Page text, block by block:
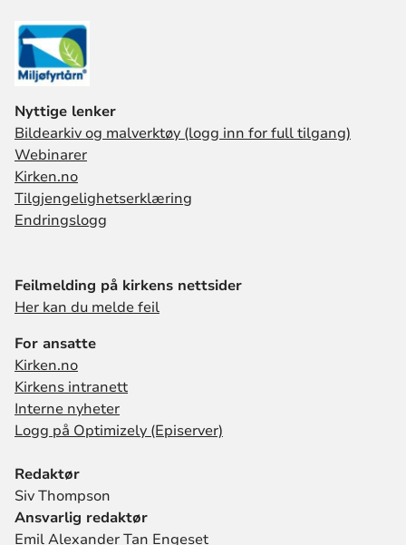
Nyttige lenker
Bildearkiv og malverktøy (logg inn for full tilgang)
Webinarer
Kirken.no
Tilgjengelighetserklæring
Endringslogg
Feilmelding på kirkens nettsider
Her kan du melde feil
For ansatte
Kirken.no
Kirkens intranett
Interne nyheter
Logg på Optimizely (Episerver)
Redaktør
Siv Thompson
Ansvarlig redaktør
Emil Alexander Tan Engeset